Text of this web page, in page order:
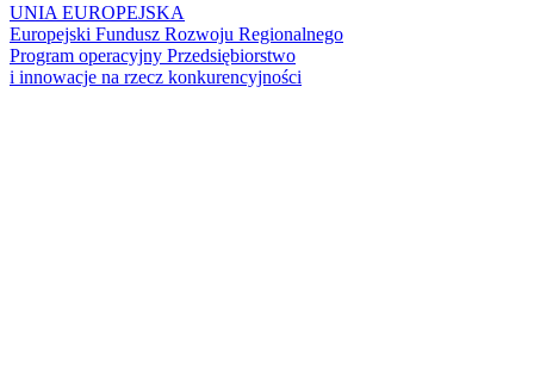
UNIA EUROPEJSKA
Europejski Fundusz Rozwoju Regionalnego
Program operacyjny Przedsiębiorstwo
i innowacje na rzecz konkurencyjności